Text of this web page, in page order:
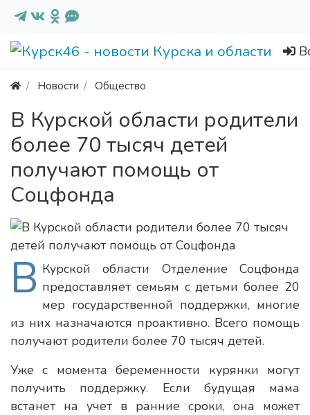
Новости Общество
В Курской области родители
более 70 тысяч детей
получают помощь от
Соцфонда
В Курской области Отделение Соцфонда
предоставляет семьям с детьми более 20
мер государственной поддержки, многие
из них назначаются проактивно. Всего помощь
получают родители более 70 тысяч детей.
Уже с момента беременности курянки могут
получить поддержку. Если будущая мама
встанет на учет в ранние сроки, она может